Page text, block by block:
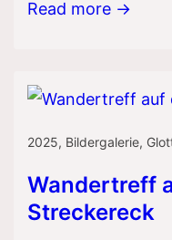
Stadtmure
Read more →
2025, Bildergalerie,
Wandertreff
Streckereck